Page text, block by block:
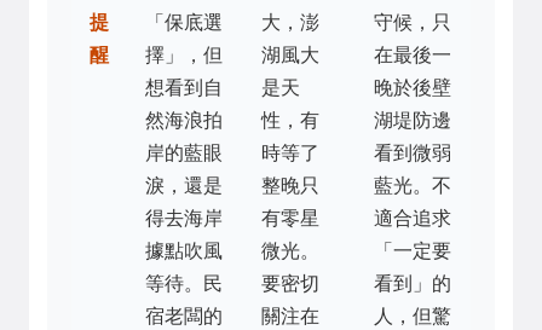
提
醒
「保底選
擇」，但
想看到自
然海浪拍
岸的藍眼
淚，還是
得去海岸
據點吹風
等待。民
宿老闆的
大，澎
湖風大
是天
性，有
時等了
整晚只
有零星
微光。
要密切
關注在
守候，只
在最後一
晚於後壁
湖堤防邊
看到微弱
藍光。不
適合追求
「一定要
看到」的
人，但驚